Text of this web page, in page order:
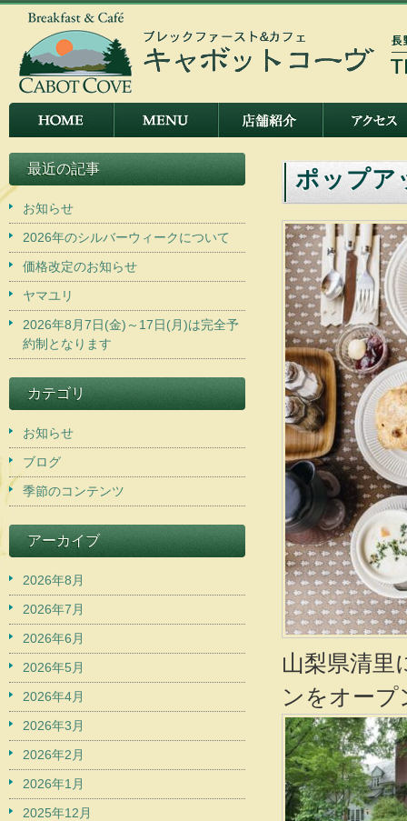
ポップア
山梨県清
ンをオー
最近の記事
お知らせ
2026年のシルバーウィークについて
価格改定のお知らせ
ヤマユリ
2026年8月7日(金)～17日(月)は完全予
約制となります
カテゴリ
お知らせ
ブログ
季節のコンテンツ
アーカイブ
2026年8月
2026年7月
2026年6月
2026年5月
2026年4月
2026年3月
2026年2月
2026年1月
2025年12月